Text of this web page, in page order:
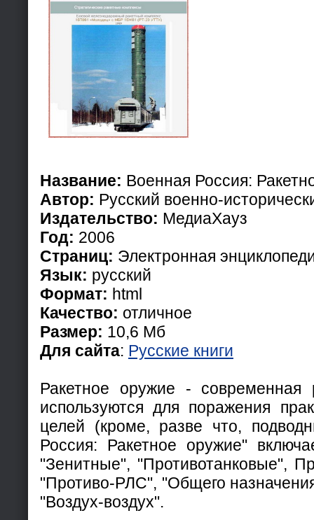
Название: Военная Россия:
Автор: Русский военно-
Издательство: МедиаХауз
Год: 2006
Страниц: Электронная
Язык: русский
Формат: html
Качество: отличное
Размер: 10,6 Мб
Для сайта: Русские книги
Ракетное оружие - современная
используются для поражения
целей (кроме, разве что,
Россия: Ракетное оружие"
"Зенитные", "Противотанковые",
"Противо-РЛС", "Общего
"Воздух-воздух".